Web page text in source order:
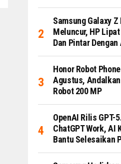
Samsung Galaxy Z
Meluncur, HP
Dan Pintar
Honor Robot
Agustus,
Robot 200 MP
OpenAI Rilis GPT-
ChatGPT Work, AI
Bantu Selesaikan